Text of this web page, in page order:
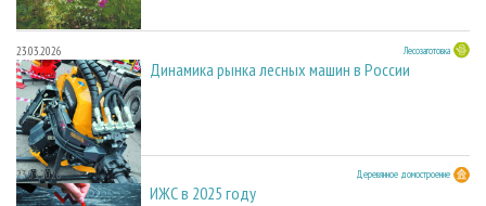
23.03.2026 Лесозаготовка
Динамика рынка лесных машин в России
23.03.2026 Деревянное домостроение
ИЖС в 2025 году